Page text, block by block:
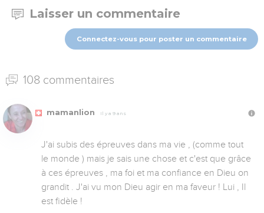
Laisser un commentaire
Connectez-vous pour poster un commentaire
108 commentaires
mamanlion Il y a 9 ans
J'ai subis des épreuves dans ma vie , (comme tout
le monde ) mais je sais une chose et c'est que grâce
à ces épreuves , ma foi et ma confiance en Dieu on
grandit . J'ai vu mon Dieu agir en ma faveur ! Lui , Il
est fidèle !